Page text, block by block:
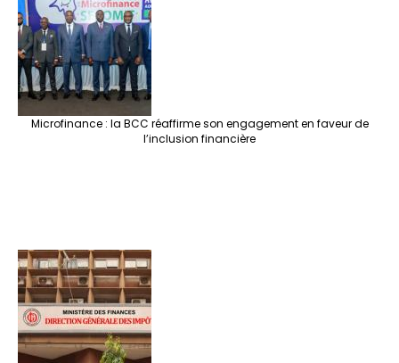
Microfinance : la BCC réaffirme son engagement en faveur de
l’inclusion financière